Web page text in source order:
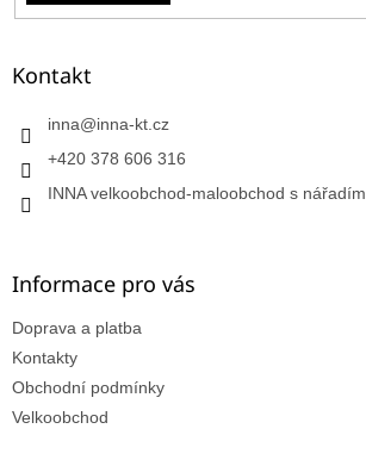
Kontakt
inna@inna-kt.cz
+420 378 606 316
INNA velkoobchod-maloobchod s nářadím
Informace pro vás
Doprava a platba
Kontakty
Obchodní podmínky
Velkoobchod